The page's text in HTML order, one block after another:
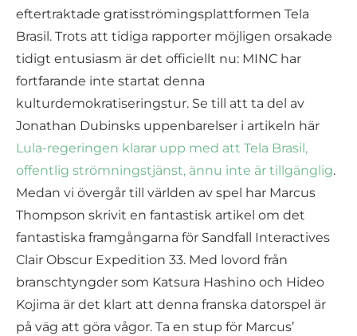
eftertraktade gratisströmingsplattformen Tela
Brasil. Trots att tidiga rapporter möjligen orsakade
tidigt entusiasm är det officiellt nu: MINC har
fortfarande inte startat denna
kulturdemokratiseringstur. Se till att ta del av
Jonathan Dubinsks uppenbarelser i artikeln här
Lula-regeringen klarar upp med att Tela Brasil,
offentlig strömningstjänst, ännu inte är tillgänglig.
Medan vi övergår till världen av spel har Marcus
Thompson skrivit en fantastisk artikel om det
fantastiska framgångarna för Sandfall Interactives
Clair Obscur Expedition 33. Med lovord från
branschtyngder som Katsura Hashino och Hideo
Kojima är det klart att denna franska datorspel är
på väg att göra vågor. Ta en stup för Marcus’